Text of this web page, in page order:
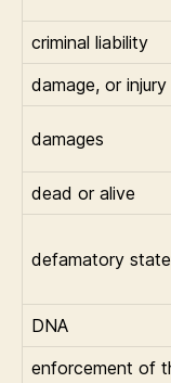
criminal liability
damage, or injury
damages
dead or alive
defamatory
DNA
enforcement of